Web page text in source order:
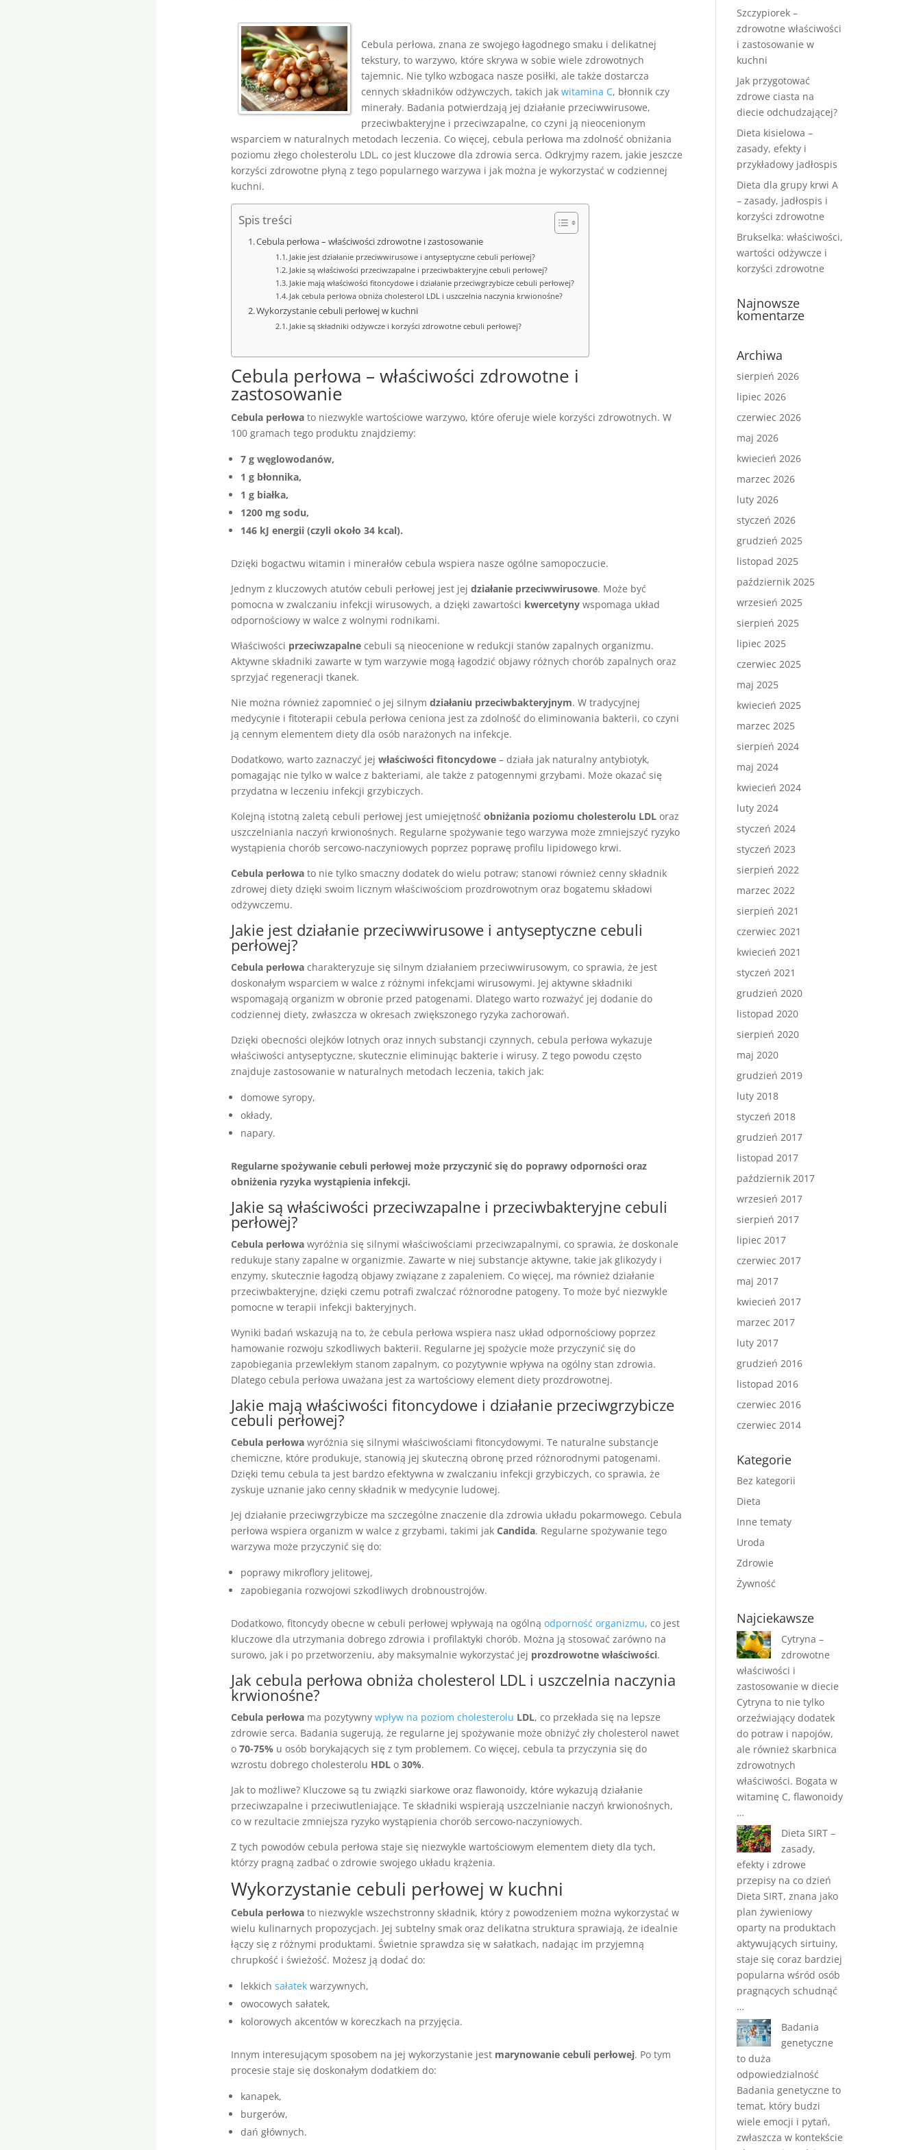
Cebula perłowa, znana ze swojego łagodnego smaku i delikatnej
tekstury, to warzywo, które skrywa w sobie wiele zdrowotnych
tajemnic. Nie tylko wzbogaca nasze posiłki, ale także dostarcza
cennych składników odżywczych, takich jak witamina C, błonnik czy
minerały. Badania potwierdzają jej działanie przeciwwirusowe,
przeciwbakteryjne i przeciwzapalne, co czyni ją nieocenionym
wsparciem w naturalnych metodach leczenia. Co więcej, cebula perłowa ma zdolność obniżania
poziomu złego cholesterolu LDL, co jest kluczowe dla zdrowia serca. Odkryjmy razem, jakie jeszcze
korzyści zdrowotne płyną z tego popularnego warzywa i jak można je wykorzystać w codziennej
kuchni.
Spis treści
Cebula perłowa – właściwości zdrowotne i zastosowanie
Jakie jest działanie przeciwwirusowe i antyseptyczne cebuli perłowej?
Jakie są właściwości przeciwzapalne i przeciwbakteryjne cebuli perłowej?
Jakie mają właściwości fitoncydowe i działanie przeciwgrzybicze cebuli perłowej?
Jak cebula perłowa obniża cholesterol LDL i uszczelnia naczynia krwionośne?
Wykorzystanie cebuli perłowej w kuchni
Jakie są składniki odżywcze i korzyści zdrowotne cebuli perłowej?
Cebula perłowa – właściwości zdrowotne i
zastosowanie
Cebula perłowato niezwykle wartościowe warzywo, które oferuje wiele korzyści zdrowotnych. W
100 gramach tego produktu znajdziemy:
7 g węglowodanów,
1 g błonnika,
1 g białka,
1200 mg sodu,
146 kJ energii (czyli około 34 kcal).
Dzięki bogactwu witamin i minerałów cebula wspiera nasze ogólne samopoczucie.
Jednym z kluczowych atutów cebuli perłowej jest jej działanie przeciwwirusowe. Może być
pomocna w zwalczaniu infekcji wirusowych, a dzięki zawartości kwercetynywspomaga układ
odpornościowy w walce z wolnymi rodnikami.
Właściwości przeciwzapalnecebuli są nieocenione w redukcji stanów zapalnych organizmu.
Aktywne składniki zawarte w tym warzywie mogą łagodzić objawy różnych chorób zapalnych oraz
sprzyjać regeneracji tkanek.
Nie można również zapomnieć o jej silnym działaniu przeciwbakteryjnym. W tradycyjnej
medycynie i fitoterapii cebula perłowa ceniona jest za zdolność do eliminowania bakterii, co czyni
ją cennym elementem diety dla osób narażonych na infekcje.
Dodatkowo, warto zaznaczyć jej właściwości fitoncydowe– działa jak naturalny antybiotyk,
pomagając nie tylko w walce z bakteriami, ale także z patogennymi grzybami. Może okazać się
przydatna w leczeniu infekcji grzybiczych.
Kolejną istotną zaletą cebuli perłowej jest umiejętność obniżania poziomu cholesterolu LDLoraz
uszczelniania naczyń krwionośnych. Regularne spożywanie tego warzywa może zmniejszyć ryzyko
wystąpienia chorób sercowo-naczyniowych poprzez poprawę profilu lipidowego krwi.
Cebula perłowato nie tylko smaczny dodatek do wielu potraw; stanowi również cenny składnik
zdrowej diety dzięki swoim licznym właściwościom prozdrowotnym oraz bogatemu składowi
odżywczemu.
Jakie jest działanie przeciwwirusowe i antyseptyczne cebuli
perłowej?
Cebula perłowacharakteryzuje się silnym działaniem przeciwwirusowym, co sprawia, że jest
doskonałym wsparciem w walce z różnymi infekcjami wirusowymi. Jej aktywne składniki
wspomagają organizm w obronie przed patogenami. Dlatego warto rozważyć jej dodanie do
codziennej diety, zwłaszcza w okresach zwiększonego ryzyka zachorowań.
Dzięki obecności olejków lotnych oraz innych substancji czynnych, cebula perłowa wykazuje
właściwości antyseptyczne, skutecznie eliminując bakterie i wirusy. Z tego powodu często
znajduje zastosowanie w naturalnych metodach leczenia, takich jak:
domowe syropy,
okłady,
napary.
Regularne spożywanie cebuli perłowej może przyczynić się do poprawy odporności oraz
obniżenia ryzyka wystąpienia infekcji.
Jakie są właściwości przeciwzapalne i przeciwbakteryjne cebuli
perłowej?
Cebula perłowawyróżnia się silnymi właściwościami przeciwzapalnymi, co sprawia, że doskonale
redukuje stany zapalne w organizmie. Zawarte w niej substancje aktywne, takie jak glikozydy i
enzymy, skutecznie łagodzą objawy związane z zapaleniem. Co więcej, ma również działanie
przeciwbakteryjne, dzięki czemu potrafi zwalczać różnorodne patogeny. To może być niezwykle
pomocne w terapii infekcji bakteryjnych.
Wyniki badań wskazują na to, że cebula perłowa wspiera nasz układ odpornościowy poprzez
hamowanie rozwoju szkodliwych bakterii. Regularne jej spożycie może przyczynić się do
zapobiegania przewlekłym stanom zapalnym, co pozytywnie wpływa na ogólny stan zdrowia.
Dlatego cebula perłowa uważana jest za wartościowy element diety prozdrowotnej.
Jakie mają właściwości fitoncydowe i działanie przeciwgrzybicze
cebuli perłowej?
Cebula perłowawyróżnia się silnymi właściwościami fitoncydowymi. Te naturalne substancje
chemiczne, które produkuje, stanowią jej skuteczną obronę przed różnorodnymi patogenami.
Dzięki temu cebula ta jest bardzo efektywna w zwalczaniu infekcji grzybiczych, co sprawia, że
zyskuje uznanie jako cenny składnik w medycynie ludowej.
Jej działanie przeciwgrzybicze ma szczególne znaczenie dla zdrowia układu pokarmowego. Cebula
perłowa wspiera organizm w walce z grzybami, takimi jak Candida. Regularne spożywanie tego
warzywa może przyczynić się do:
poprawy mikroflory jelitowej,
zapobiegania rozwojowi szkodliwych drobnoustrojów.
Dodatkowo, fitoncydy obecne w cebuli perłowej wpływają na ogólną odporność organizmu, co jest
kluczowe dla utrzymania dobrego zdrowia i profilaktyki chorób. Można ją stosować zarówno na
surowo, jak i po przetworzeniu, aby maksymalnie wykorzystać jej prozdrowotne właściwości.
Jak cebula perłowa obniża cholesterol LDL i uszczelnia naczynia
krwionośne?
Cebula perłowama pozytywny wpływ na poziom cholesterolu LDL, co przekłada się na lepsze
zdrowie serca. Badania sugerują, że regularne jej spożywanie może obniżyć zły cholesterol nawet
o 70-75% u osób borykających się z tym problemem. Co więcej, cebula ta przyczynia się do
wzrostu dobrego cholesterolu HDLo 30%.
Jak to możliwe? Kluczowe są tu związki siarkowe oraz flawonoidy, które wykazują działanie
przeciwzapalne i przeciwutleniające. Te składniki wspierają uszczelnianie naczyń krwionośnych,
co w rezultacie zmniejsza ryzyko wystąpienia chorób sercowo-naczyniowych.
Z tych powodów cebula perłowa staje się niezwykle wartościowym elementem diety dla tych,
którzy pragną zadbać o zdrowie swojego układu krążenia.
Wykorzystanie cebuli perłowej w kuchni
Cebula perłowato niezwykle wszechstronny składnik, który z powodzeniem można wykorzystać w
wielu kulinarnych propozycjach. Jej subtelny smak oraz delikatna struktura sprawiają, że idealnie
łączy się z różnymi produktami. Świetnie sprawdza się w sałatkach, nadając im przyjemną
chrupkość i świeżość. Możesz ją dodać do:
lekkich sałatekwarzywnych,
owocowych sałatek,
kolorowych akcentów w koreczkach na przyjęcia.
Innym interesującym sposobem na jej wykorzystanie jest marynowanie cebuli perłowej. Po tym
procesie staje się doskonałym dodatkiem do:
kanapek,
burgerów,
dań głównych.
Szczypiorek –
zdrowotne właściwości
i zastosowanie w
kuchni
Jak przygotować
zdrowe ciasta na
diecie odchudzającej?
Dieta kisielowa –
zasady, efekty i
przykładowy jadłospis
Dieta dla grupy krwi A
– zasady, jadłospis i
korzyści zdrowotne
Brukselka: właściwości,
wartości odżywcze i
korzyści zdrowotne
Najnowsze
komentarze
Archiwa
sierpień 2026
lipiec 2026
czerwiec 2026
maj 2026
kwiecień 2026
marzec 2026
luty 2026
styczeń 2026
grudzień 2025
listopad 2025
październik 2025
wrzesień 2025
sierpień 2025
lipiec 2025
czerwiec 2025
maj 2025
kwiecień 2025
marzec 2025
sierpień 2024
maj 2024
kwiecień 2024
luty 2024
styczeń 2024
styczeń 2023
sierpień 2022
marzec 2022
sierpień 2021
czerwiec 2021
kwiecień 2021
styczeń 2021
grudzień 2020
listopad 2020
sierpień 2020
maj 2020
grudzień 2019
luty 2018
styczeń 2018
grudzień 2017
listopad 2017
październik 2017
wrzesień 2017
sierpień 2017
lipiec 2017
czerwiec 2017
maj 2017
kwiecień 2017
marzec 2017
luty 2017
grudzień 2016
listopad 2016
czerwiec 2016
czerwiec 2014
Kategorie
Bez kategorii
Dieta
Inne tematy
Uroda
Zdrowie
Żywność
Najciekawsze
Cytryna –
zdrowotne
właściwości i
zastosowanie w diecie
Cytryna to nie tylko
orzeźwiający dodatek
do potraw i napojów,
ale również skarbnica
zdrowotnych
właściwości. Bogata w
witaminę C, flawonoidy
…
Dieta SIRT –
zasady,
efekty i zdrowe
przepisy na co dzień
Dieta SIRT, znana jako
plan żywieniowy
oparty na produktach
aktywujących sirtuiny,
staje się coraz bardziej
popularna wśród osób
pragnących schudnąć
…
Badania
genetyczne
to duża
odpowiedzialność
Badania genetyczne to
temat, który budzi
wiele emocji i pytań,
zwłaszcza w kontekście